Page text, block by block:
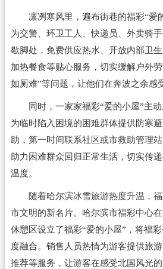
凛冽寒风里，遍布街巷的福彩“爱的
为交警、环卫工人、快递员、外卖骑
歇脚处，免费供应热水、开放内部卫生
加热餐食等贴心服务，切实缓解户外劳
如厕难”等问题，让他们在奔波之余感
同时，一家家福彩“爱的小屋”主动
为临时陷入困境的困难群体提供防寒
助，第一时间联系社区或市救助管理
助力困难群众回归正常生活，切实传
温度。
随着哈尔滨冰雪旅游热度升温，福
市文明的新名片。哈尔滨市福彩中心
休憩区设立了福彩“爱的小屋”，将福
度融合。销售人员热情为游客提供旅
推荐等服务，让游客在感受北国风光